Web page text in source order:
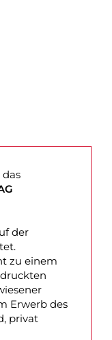
der
zu einem
Erwerb des
privat